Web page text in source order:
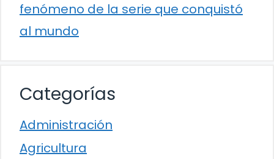
fenómeno de la serie que conquistó
al mundo
Categorías
Administración
Agricultura